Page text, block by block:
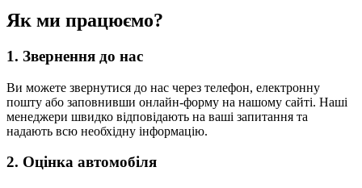
Як ми працюємо?
1. Звернення до нас
Ви можете звернутися до нас через телефон, електронну
пошту або заповнивши онлайн-форму на нашому сайті. Наші
менеджери швидко відповідають на ваші запитання та
надають всю необхідну інформацію.
2. Оцінка автомобіля